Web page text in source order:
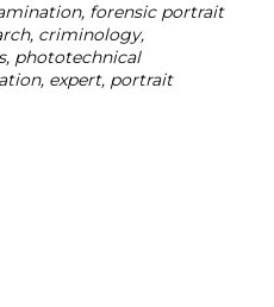
forensic portrait
criminology,
phototechnical
expert, portrait